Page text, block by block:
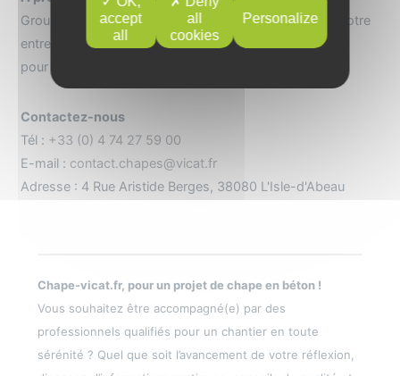
Groupe cimentier international présent dans 12 pays, notre
entreprise propose une gamme de produits et services
pour la construction.
Contactez-nous
Tél : +33 (0) 4 74 27 59 00
E-mail : contact.chapes@vicat.fr
Adresse : 4 Rue Aristide Berges, 38080 L'Isle-d'Abeau
Chape-vicat.fr, pour un projet de chape en béton !
Vous souhaitez être accompagné(e) par des
professionnels qualifiés pour un chantier en toute
sérénité ? Quel que soit l’avancement de votre réflexion,
accept
all
all
cookies
Personalize